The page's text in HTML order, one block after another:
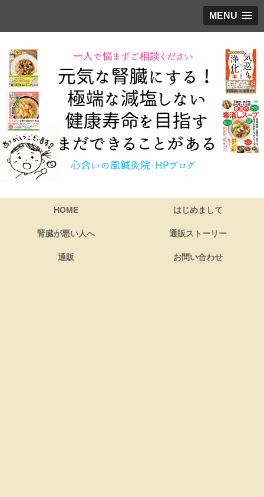
MENU
HOME はじめまして
腎臓が悪い人へ 通販ストーリー
通販 お問い合わせ